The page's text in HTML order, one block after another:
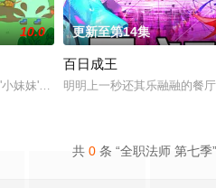
云”身上觉醒。牧云初醒，就受到了学
由天魔统治，域内宇宙分为神界，仙
10.0
妹妹'一跃成为肩负责任的'大姐姐'，而
更新至第14集
百日成王
明明上一秒还其乐融融的餐
共 0 条 “全职法师 第七季